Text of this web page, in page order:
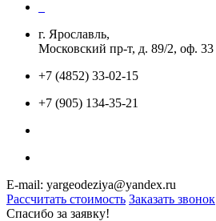
г. Ярославль,
Московский пр-т, д. 89/2, оф. 33
+7 (4852) 33-02-15
+7 (905) 134-35-21
E-mail: yargeodeziya@yandex.ru
Рассчитать стоимость Заказать звонок
Спасибо за заявку!